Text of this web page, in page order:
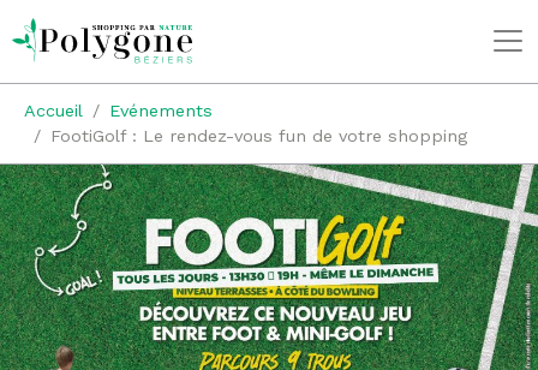
Accueil
Evénements
FootiGolf : Le rendez-vous fun de votre shopping